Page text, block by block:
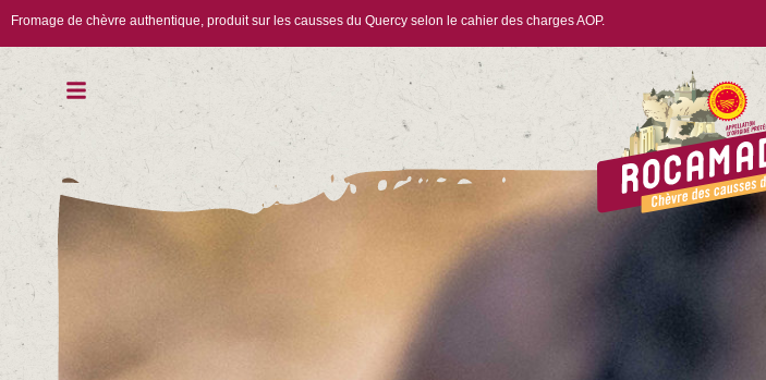
Fromage de chèvre authentique, produit sur les causses du Quercy selon le cahier des charges AOP.